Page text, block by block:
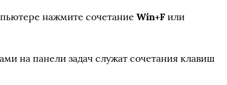
нажмите сочетаниеWin+F или
на панели задач служат сочетания клавиш